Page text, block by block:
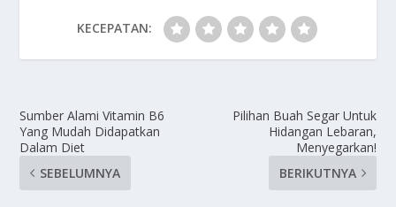
KECEPATAN:
Sumber Alami Vitamin B6
Yang Mudah Didapatkan
Dalam Diet
SEBELUMNYA
Pilihan Buah Segar Untuk
Hidangan Lebaran,
Menyegarkan!
BERIKUTNYA